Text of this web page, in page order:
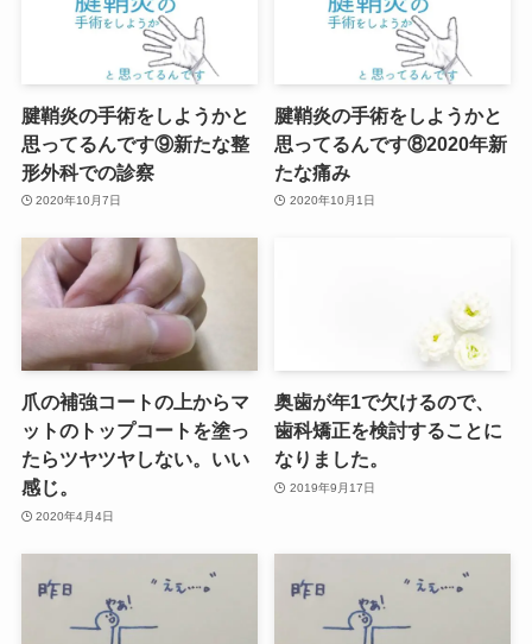
腱鞘炎の手術をしようかと
思ってるんです⑨新たな整
形外科での診察
2020年10月7日
腱鞘炎の手術をしようかと
思ってるんです⑧2020年新
たな痛み
2020年10月1日
爪の補強コートの上からマ
ットのトップコートを塗っ
たらツヤツヤしない。いい
感じ。
2020年4月4日
奥歯が年1で欠けるので、
歯科矯正を検討することに
なりました。
2019年9月17日